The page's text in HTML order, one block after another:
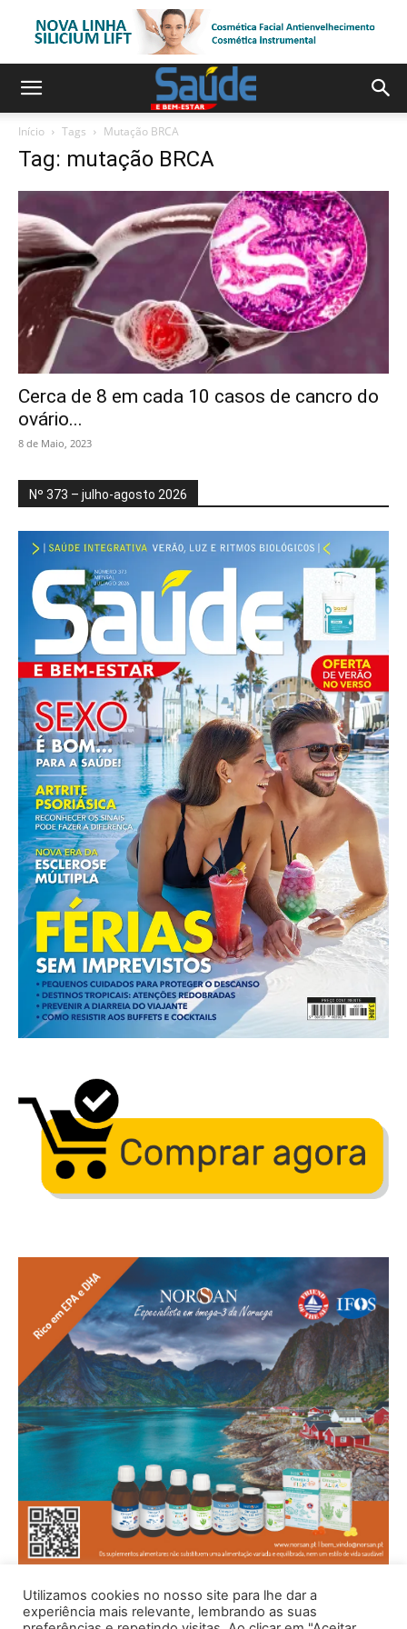
Início Tags Mutação BRCA
Tag: mutação BRCA
Cerca de 8 em cada 10 casos de cancro do
ovário...
8 de Maio, 2023
Nº 373 – julho-agosto 2026
Utilizamos cookies no nosso site para lhe dar a
experiência mais relevante, lembrando as suas